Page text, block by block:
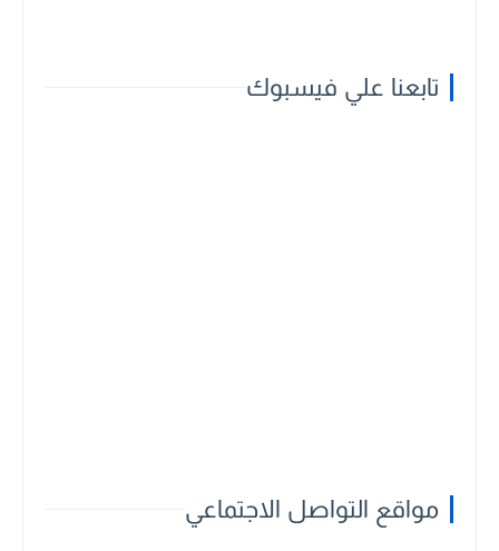
تابعنا علي فيسبوك
مواقع التواصل الاجتماعي